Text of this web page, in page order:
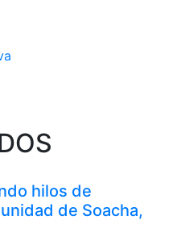
hilos de
de Soacha,